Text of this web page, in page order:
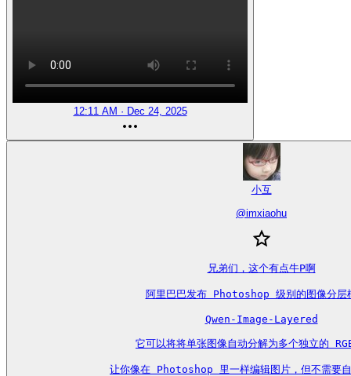
12:11 AM · Dec 24, 2025
小互
@imxiaohu
兄弟们，这个有点牛P啊
阿里巴巴发布 Photoshop 级别的图像分层
Qwen-Image-Layered
它可以将将单张图像自动分解为多个独立的
让你像在 Photoshop 里一样编辑图片，但不需要